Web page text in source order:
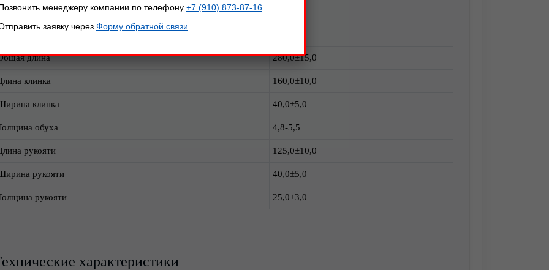
длина 280,0±15,0
клинка 160,0±10,0
клинка 40,0±5,0
обуха 4,8-5,5
рукояти 125,0±10,0
рукояти 40,0±5,0
рукояти 25,0±3,0
характеристики
менеджеру компании по телефону +7 (910) 873-87-16
заявку через Форму обратной связи